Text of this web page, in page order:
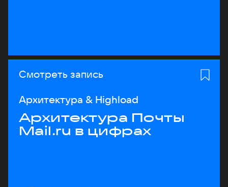
Смотреть запись
Архитектура & Highload
Архитектура Почты
Mail.ru в цифрах